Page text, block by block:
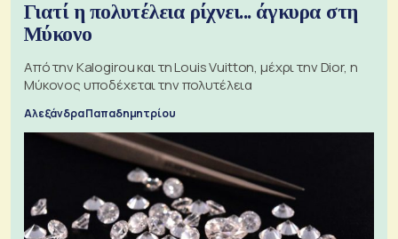
Γιατί η πολυτέλεια ρίχνει... άγκυρα στη
Μύκονο
Από την Kalogirou και τη Louis Vuitton, μέχρι την Dior, η
Μύκονος υποδέχεται την πολυτέλεια
Αλεξάνδρα Παπαδημητρίου